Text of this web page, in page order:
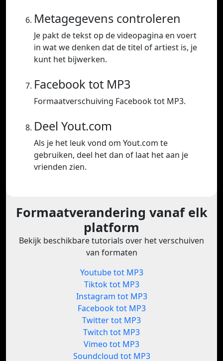
Metagegevens controleren
Je pakt de tekst op de videopagina en voert
in wat we denken dat de titel of artiest is, je
kunt het bijwerken.
Facebook tot MP3
Formaatverschuiving Facebook tot MP3.
Deel Yout.com
Als je het leuk vond om Yout.com te
gebruiken, deel het dan of laat het aan je
vrienden zien.
Formaatverandering vanaf elk
platform
Bekijk beschikbare tutorials over het verschuiven
van formaten
Youtube tot MP3
Tiktok tot MP3
Instagram tot MP3
Facebook tot MP3
Twitter tot MP3
Twitch tot MP3
Vimeo tot MP3
Soundcloud tot MP3